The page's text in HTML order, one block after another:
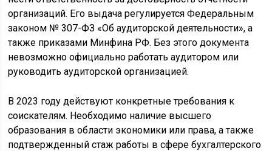
организаций. Его выдача регулируется Федеральным
законом № 307-ФЗ «Об аудиторской деятельности», а
также приказами Минфина РФ. Без этого документа
невозможно официально работать аудитором или
руководить аудиторской организацией.
В 2023 году действуют конкретные требования к
соискателям. Необходимо наличие высшего
образования в области экономики или права, а также
подтвержденный стаж работы в сфере бухгалтерского